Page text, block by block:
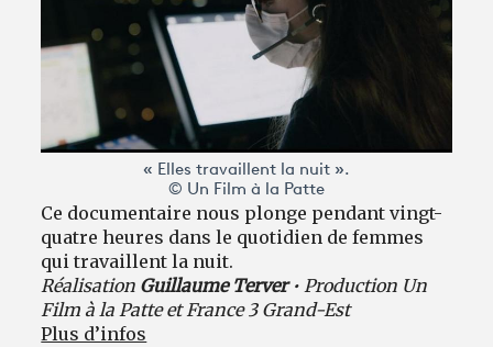
« Elles travaillent la nuit ».
© Un Film à la Patte
Ce documentaire nous plonge pendant vingt-
quatre heures dans le quotidien de femmes
qui travaillent la nuit.
Réalisation Guillaume Terver• Production Un
Film à la Patte et France 3 Grand-Est
Plus d’infos